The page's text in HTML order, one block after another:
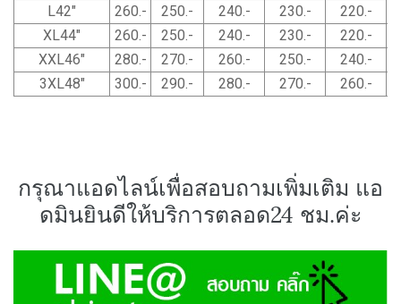
L42"
260.- 250.- 240.- 230.-
220.-
XL44"
260.- 250.- 240.- 230.-
220.-
XXL46"
280.- 270.- 260.- 250.-
240.-
3XL48"
300.- 290.- 280.- 270.- 260.-
กรุณาแอดไลน์เพื่อสอบถามเพิ่มเติม แอ
ดมินยินดีให้บริการตลอด24 ชม.ค่ะ